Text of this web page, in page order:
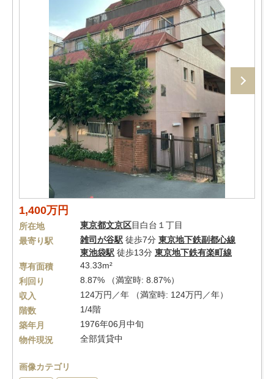
1,400万円
所在地 東京都文京区目白台１丁目
最寄り駅
雑司が谷駅 徒歩7分 東京地下鉄副都心線
東池袋駅 徒歩13分 東京地下鉄有楽町線
専有面積
43.33m²
利回り
8.87% （満室時: 8.87%）
収入
124万円／年 （満室時: 124万円／年）
階数
1/4階
築年月
1976年06月中旬
物件現況
全部賃貸中
画像カテゴリ